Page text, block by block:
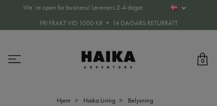
We´re open for business! Leverans 2-4 dagar.
FRI FRAKT VID 1000 KR • 14 DAGARS RETURRÄTT
0
Hjem Haika Living
Belysning